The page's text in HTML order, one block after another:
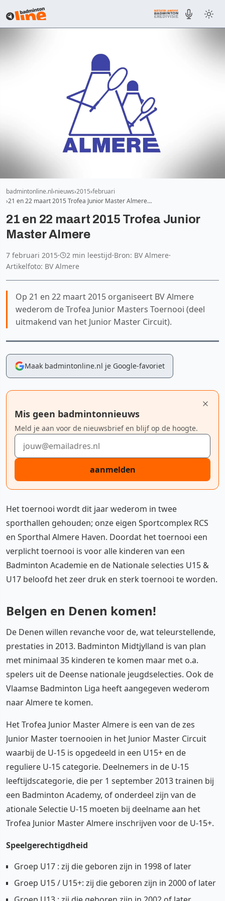
badmintonline.nl nieuws 2015 februari
21 en 22 maart 2015 Trofea Junior Master Almere…
21 en 22 maart 2015 Trofea Junior
Master Almere
7 februari 2015· 2 min leestijd·Bron: BV Almere·
Artikelfoto: BV Almere
Op 21 en 22 maart 2015 organiseert BV Almere
wederom de Trofea Junior Masters Toernooi (deel
uitmakend van het Junior Master Circuit).
Maak badmintonline.nl je Google-favoriet
Mis geen badmintonnieuws
Meld je aan voor de nieuwsbrief en blijf op de hoogte.
E-mailadres
aanmelden
Het toernooi wordt dit jaar wederom in twee
sporthallen gehouden; onze eigen Sportcomplex RCS
en Sporthal Almere Haven. Doordat het toernooi een
verplicht toernooi is voor alle kinderen van een
Badminton Academie en de Nationale selecties U15 &
U17 beloofd het zeer druk en sterk toernooi te worden.
Belgen en Denen komen!
De Denen willen revanche voor de, wat teleurstellende,
prestaties in 2013. Badminton Midtjylland is van plan
met minimaal 35 kinderen te komen maar met o.a.
spelers uit de Deense nationale jeugdselecties. Ook de
Vlaamse Badminton Liga heeft aangegeven wederom
naar Almere te komen.
Het Trofea Junior Master Almere is een van de zes
Junior Master toernooien in het Junior Master Circuit
waarbij de U-15 is opgedeeld in een U15+ en de
reguliere U-15 categorie. Deelnemers in de U-15
leeftijdscategorie, die per 1 september 2013 trainen bij
een Badminton Academy, of onderdeel zijn van de
ationale Selectie U-15 moeten bij deelname aan het
Trofea Junior Master Almere inschrijven voor de U-15+.
Speelgerechtigdheid
Groep U17 : zij die geboren zijn in 1998 of later
Groep U15 / U15+: zij die geboren zijn in 2000 of later